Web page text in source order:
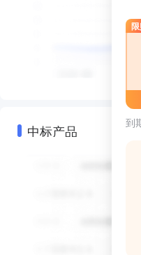
中标产品 到